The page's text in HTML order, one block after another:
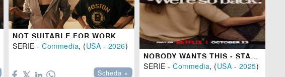
USA-2026)
NOT SUITABLE FOR WORK
SERIE - Commedia, (USA - 2026)
Scheda »
NOBODY WANTS THIS - STAGIONE 2
SERIE - Commedia, (USA - 2025)